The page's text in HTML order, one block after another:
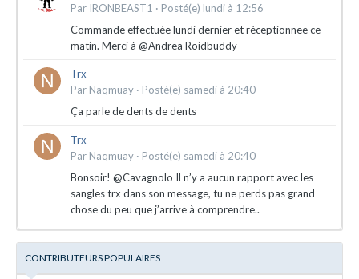
Par IRONBEAST1 · Posté(e) lundi à 12:56
Commande effectuée lundi dernier et réceptionnee ce
matin. Merci à @Andrea Roidbuddy
Trx
Par Naqmuay · Posté(e) samedi à 20:40
Ça parle de dents de dents
Trx
Par Naqmuay · Posté(e) samedi à 20:40
Bonsoir! @Cavagnolo Il n’y a aucun rapport avec les
sangles trx dans son message, tu ne perds pas grand
chose du peu que j’arrive à comprendre..
CONTRIBUTEURS POPULAIRES